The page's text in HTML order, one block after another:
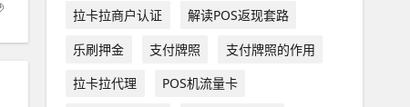
拉卡拉商户认证
解读POS返现套路
乐刷押金
支付牌照
支付牌照的作用
拉卡拉代理
POS机流量卡